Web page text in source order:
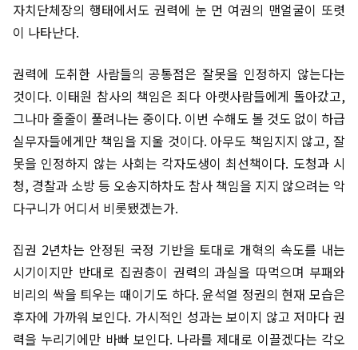
자치단체장의 행태에서도 권력에 눈 먼 여권의 맨얼굴이 또렷
이 나타난다.
권력에 도취한 사람들의 공통점은 잘못을 인정하지 않는다는
것이다. 이태원 참사의 책임은 죄다 아랫사람들에게 돌아갔고,
그나마 줄줄이 풀려나는 중이다. 이번 수해도 볼 것도 없이 하급
실무자들에게만 책임을 지울 것이다. 아무도 책임지지 않고, 잘
못을 인정하지 않는 사회는 각자도생이 최선책이다. 도청과 시
청, 경찰과 소방 등 오송지하차도 참사 책임을 지지 않으려는 악
다구니가 어디서 비롯됐겠는가.
집권 2년차는 안정된 국정 기반을 토대로 개혁의 속도를 내는
시기이지만 반대로 집권층이 권력의 과실을 따먹으며 부패와
비리의 싹을 틔우는 때이기도 하다. 윤석열 정권의 현재 모습은
후자에 가까워 보인다. 가시적인 성과는 보이지 않고 저마다 권
력을 누리기에만 바빠 보인다. 나라를 제대로 이끌겠다는 각오